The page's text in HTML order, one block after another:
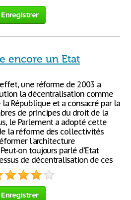
Enregistrer
encore un Etat
une réforme de 2003 a
la décentralisation comme
République et a consacré par la
de principes du droit de la
le Parlement a adopté cette
la réforme des collectivités
l'architecture
on toujours parlé d'Etat
de décentralisation de ces
Enregistrer